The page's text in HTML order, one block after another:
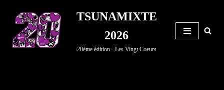
Aller
au
contenu
TSUNAMIXTE
2026
20ème édition - Les Vingt Coeurs